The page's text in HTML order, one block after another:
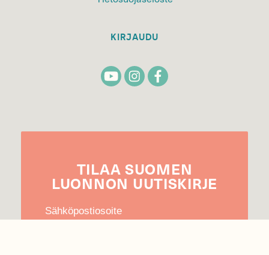
KIRJAUDU
TILAA SUOMEN
LUONNON UUTIS­KIRJE
Sähköpostiosoite